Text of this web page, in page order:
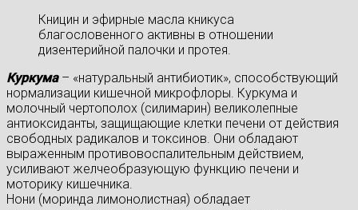
Кницин и эфирные масла кникуса
благословенного активны в отношении
дизентерийной палочки и протея.
Куркума – «натуральный антибиотик», способствующий
нормализации кишечной микрофлоры. Куркума и
молочный чертополох (силимарин) великолепные
антиоксиданты, защищающие клетки печени от действия
свободных радикалов и токсинов. Они обладают
выраженным противовоспалительным действием,
усиливают желчеобразующую функцию печени и
моторику кишечника.
Нони (моринда лимонолистная) обладает